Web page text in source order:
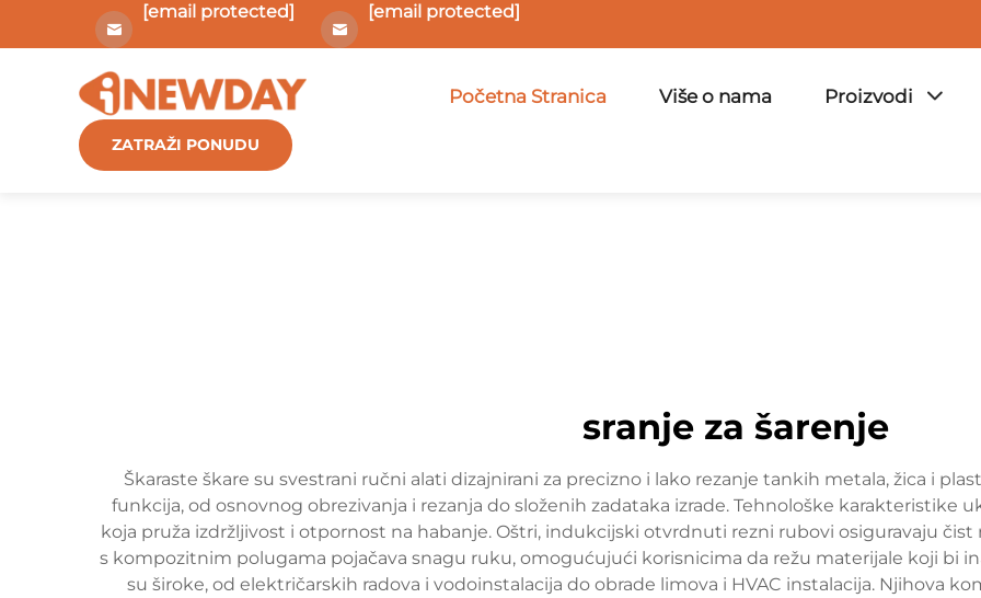
[email protected] [email protected]
Početna Stranica Više o nama Proizvodi
ZATRAŽI PONUDU
sranje za šarenje
Škaraste škare su svestrani ručni alati dizajnirani za precizno i lako rezanje tankih metala, žica i
funkcija, od osnovnog obrezivanja i rezanja do složenih zadataka izrade. Tehnološke karakteristike
koja pruža izdržljivost i otpornost na habanje. Oštri, indukcijski otvrdnuti rezni rubovi osiguravaju
s kompozitnim polugama pojačava snagu ruku, omogućujući korisnicima da režu materijale koji bi
su široke, od električarskih radova i vodoinstalacija do obrade limova i HVAC instalacija. Njihova